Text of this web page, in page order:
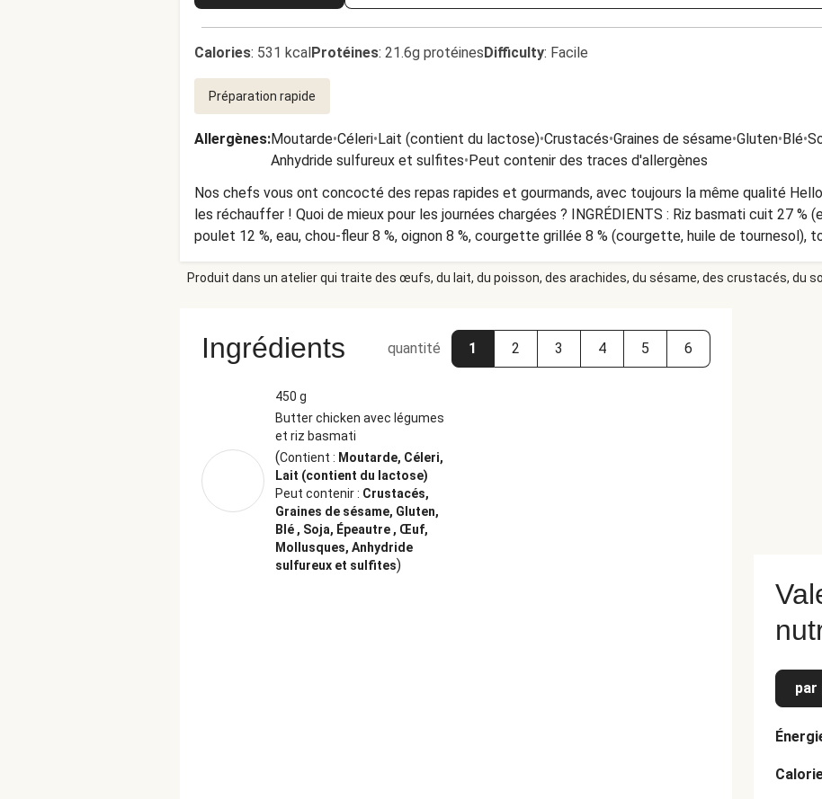
Calories: 531 kcalProtéines: 21.6g protéinesDifficulty: Facile
Préparation rapide
Allergènes:Moutarde•Céleri•Lait (contient du lactose)•Crustacés•Graines de sésame•Gluten•Blé•
Anhydride sulfureux et sulfites•Peut contenir des traces d'allergènes
Nos chefs vous ont concocté des repas rapides et gourmands, avec toujours la même qualité
les réchauffer ! Quoi de mieux pour les journées chargées ? INGRÉDIENTS : Riz basmati cuit 27 %
poulet 12 %, eau, chou-fleur 8 %, oignon 8 %, courgette grillée 8 % (courgette, huile de tournesol),
en poudre, ferments de yaourt), CRÈME (stabilisant : carraghénane), oignon frit 2 % (oignon, huile
BEURRE 1 %, amidon de maïs modifié, huile de tournesol, herbes et épices (contient MOUTARDE,
CONTENIR DES TRACES DE : MOLLUSQUES, CRUSTACÉS, ŒUF, SÉSAME, SOJA, SULFITE,
conserver au frais (max. 4 ⁰C) PRÉPARATION : Réchauffer selon les instructions avant de
refroidi. HelloFresh Antwoordnummer 39162 1090 WC Amsterdam Nederland
Produit dans un atelier qui traite des œufs, du lait, du poisson, des arachides, du sésame, des crustacés, du
Ingrédients quantité 1 2 3 4 5 6
450 g
Butter chicken avec légumes
et riz basmati
(Contient : Moutarde, Céleri,
Lait (contient du lactose)
Peut contenir : Crustacés,
Graines de sésame, Gluten,
Blé , Soja, Épeautre , Œuf,
Mollusques, Anhydride
sulfureux et sulfites)
par